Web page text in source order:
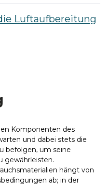
Luftaufbereitung
Komponenten des
und dabei stets die
befolgen, um seine
gewährleisten.
hängt von
ab; in der